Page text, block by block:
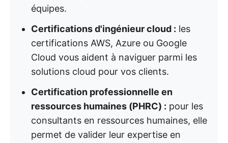
équipes.
Certifications d'ingénieur cloud : les
certifications AWS, Azure ou Google
Cloud vous aident à naviguer parmi les
solutions cloud pour vos clients.
Certification professionnelle en
ressources humaines (PHRC) : pour les
consultants en ressources humaines, elle
permet de valider leur expertise en